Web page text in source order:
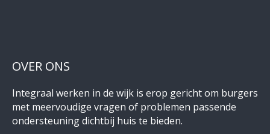
OVER ONS
Integraal werken in de wijk is erop gericht om burgers
met meervoudige vragen of problemen passende
ondersteuning dichtbij huis te bieden.